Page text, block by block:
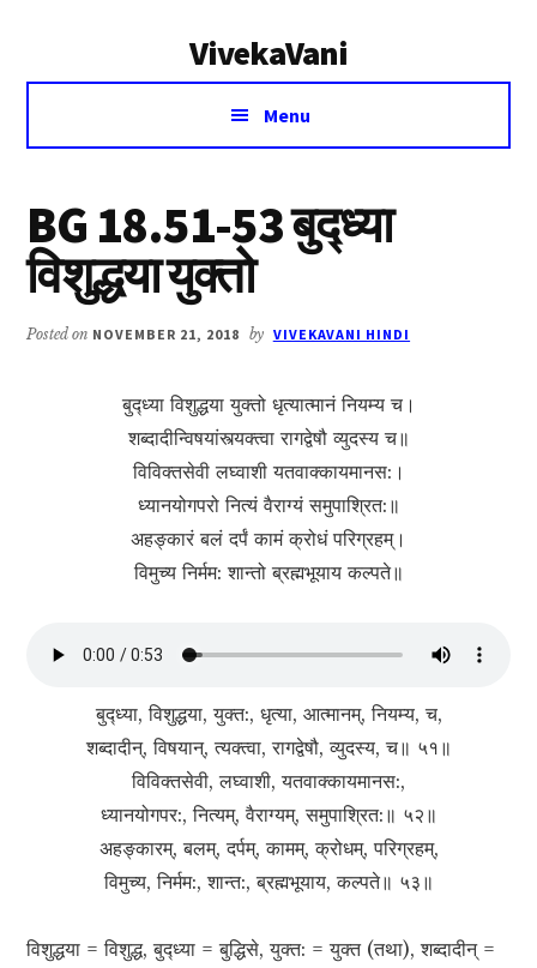
VivekaVani
Voice
Vivekananda
Menu
BG 18.51-53 बुद्‍ध्‍या
विशुद्धया युक्तो
Posted on NOVEMBER 21, 2018 by VIVEKAVANI HINDI
बुद्‍ध्‍या विशुद्धया युक्तो धृत्यात्मानं नियम्य च।
शब्दादीन्विषयांस्त्यक्त्वा रागद्वेषौ व्युदस्य च॥
विविक्तसेवी लघ्वाशी यतवाक्‍कायमानस:।
ध्यानयोगपरो नित्यं वैराग्यं समुपाश्रित:॥
अहङ्कारं बलं दर्पं कामं क्रोधं परिग्रहम्।
विमुच्य निर्मम: शान्तो ब्रह्मभूयाय कल्पते॥
बुद्‍ध्‍या, विशुद्धया, युक्त:, धृत्या, आत्मानम्, नियम्य, च,
शब्दादीन्, विषयान्, त्यक्त्वा, रागद्वेषौ, व्युदस्य, च॥ ५१॥
विविक्तसेवी, लघ्वाशी, यतवाक्‍कायमानस:,
ध्यानयोगपर:, नित्यम्, वैराग्यम्, समुपाश्रित:॥ ५२॥
अहङ्कारम्, बलम्, दर्पम्, कामम्, क्रोधम्, परिग्रहम्,
विमुच्य, निर्मम:, शान्त:, ब्रह्मभूयाय, कल्पते॥ ५३॥
विशुद्धया = विशुद्ध, बुद्‍ध्‍या = बुद्धिसे, युक्त: = युक्त (तथा), शब्दादीन् =